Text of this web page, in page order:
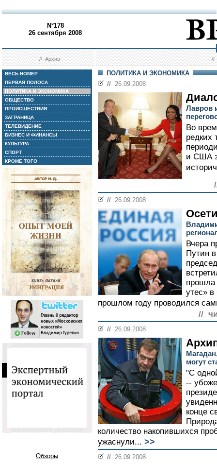
N°178
26 сентября 2008
//Архив //
ВЕСЬ НОМЕР
ПЕРВАЯ ПОЛОСА
ПОЛИТИКА И ЭКОНОМИКА
ОБЩЕСТВО
ПРОИСШЕСТВИЯ
ЗАГРАНИЦА
ТЕЛЕВИДЕНИЕ
БИЗНЕС И ФИНАНСЫ
КУЛЬТУРА
СПОРТ
КРОМЕ ТОГО
Обзоры
ПОЛИТИКА И ЭКОНОМИКА
// 26.09.2008
Лавров
Во
редких
и США
// 26.09.2008
Вчера
Путин
прошла
утес» в
прошлом году проводился
//
// 26.09.2008
могут
"С
--
конце
количество накопившихся
ужаснули... >>
// 26.09.2008